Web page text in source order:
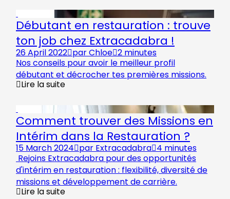
Débutant en restauration : trouve
ton job chez Extracadabra !
26 April 2022 parChloe 2 minutes
Nos conseils pour avoir le meilleur profil
débutant et décrocher tes premières missions.
Lire la suite
Comment trouver des Missions en
Intérim dans la Restauration ?
15 March 2024 par Extracadabra 4 minutes
Rejoins Extracadabra pour des opportunités
d'intérim en restauration : flexibilité, diversité de
missions et développement de carrière.
Lire la suite